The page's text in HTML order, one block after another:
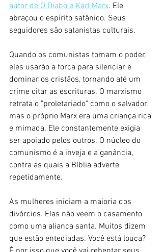
autor de O Diabo e Karl Marx. Ele
abraçou o espírito satânico. Seus
seguidores são satanistas culturais.
Quando os comunistas tomam o poder,
eles usarão a força para silenciar e
dominar os cristãos, tornando até um
crime citar as escrituras. O marxismo
retrata o "proletariado" como o salvador,
mas o próprio Marx era uma criança rica
e mimada. Ele constantemente exigia
ser apoiado pelos outros. O núcleo do
comunismo é a inveja e a ganância,
contra as quais a Bíblia adverte
repetidamente.
As mulheres iniciam a maioria dos
divórcios. Elas não veem o casamento
como uma aliança santa. Muitos dizem
que estão entediadas. Você está louca?